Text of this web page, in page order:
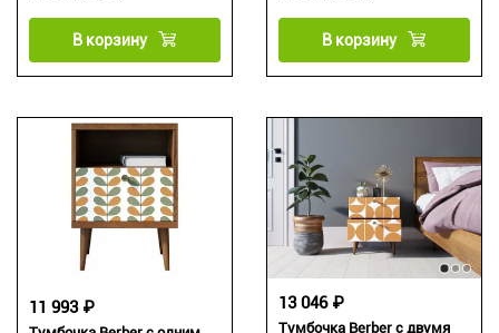
В корзину В корзину
11 993 ₽
Тумбочка Berber с двумя
13 046 ₽